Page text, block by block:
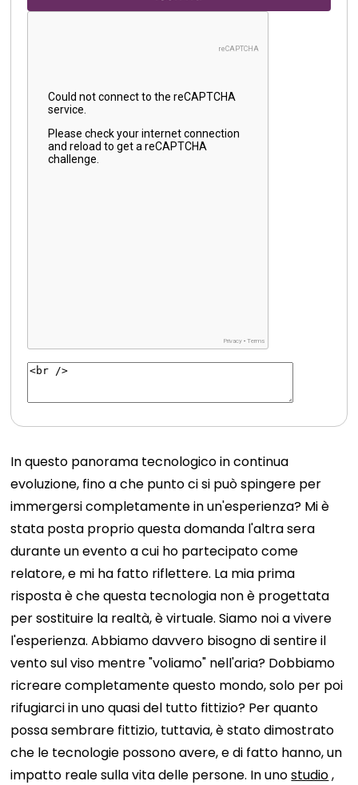
In questo panorama tecnologico in continua
evoluzione, fino a che punto ci si può spingere per
immergersi completamente in un'esperienza? Mi è
stata posta proprio questa domanda l'altra sera
durante un evento a cui ho partecipato come
relatore, e mi ha fatto riflettere. La mia prima
risposta è che questa tecnologia non è progettata
per sostituire la realtà, è virtuale. Siamo noi a vivere
l'esperienza. Abbiamo davvero bisogno di sentire il
vento sul viso mentre "voliamo" nell'aria? Dobbiamo
ricreare completamente questo mondo, solo per poi
rifugiarci in uno quasi del tutto fittizio? Per quanto
possa sembrare fittizio, tuttavia, è stato dimostrato
che le tecnologie possono avere, e di fatto hanno, un
impatto reale sulla vita delle persone. In unostudio,